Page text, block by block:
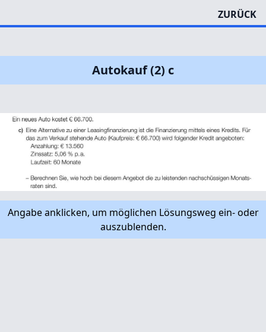
ZURÜCK
Autokauf (2) c
Angabe anklicken, um möglichen Lösungsweg ein- oder
auszublenden.